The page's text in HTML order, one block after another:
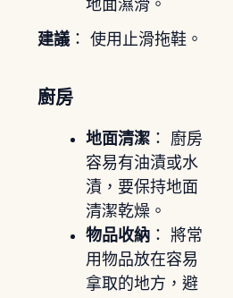
地面濕滑。
建議： 使用止滑拖鞋。
廚房
地面清潔： 廚房
容易有油漬或水
漬，要保持地面
清潔乾燥。
物品收納： 將常
用物品放在容易
拿取的地方，避